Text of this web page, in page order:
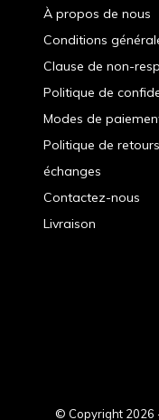
À propos de nous
Conditions
Clause de non-
Politique de
Modes de
Politique de
échanges
Contactez-nous
Livraison
© Copyright 2026